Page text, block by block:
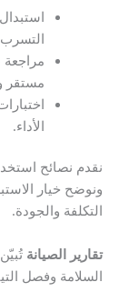
مستقر
الأداء.
نقدم نصائح
ونوضح خيار
التكلفة والجودة.
تقارير الصيانة
السلامة وفصل